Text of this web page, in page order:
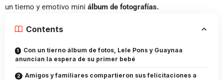
un tierno y emotivo mini álbum de fotografías.
Contents
Con un tierno álbum de fotos, Lele Pons y Guaynaa
anuncian la espera de su primer bebé
Amigos y familiares compartieron sus felicitaciones a